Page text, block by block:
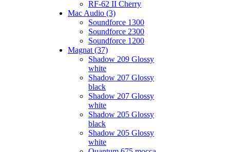
RF-62 II Cherry
Mac Audio (3)
Soundforce 1300
Soundforce 2300
Soundforce 1200
Magnat (37)
Shadow 209 Glossy
white
Shadow 207 Glossy
black
Shadow 207 Glossy
white
Shadow 205 Glossy
black
Shadow 205 Glossy
white